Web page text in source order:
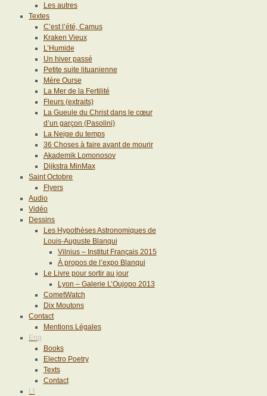
Les autres
Textes
C’est l’été, Camus
Kraken Vieux
L’Humide
Un hiver passé
Petite suite lituanienne
Mère Ourse
La Mer de la Fertilité
Fleurs (extraits)
La Gueule du Christ dans le cœur
d’un garçon (Pasolini)
La Neige du temps
36 Choses à faire avant de mourir
Akademik Lomonosov
Dijkstra MinMax
Saint Octobre
Flyers
Audio
Vidéo
Dessins
Les Hypothèses Astronomiques de
Louis-Auguste Blanqui
Vilnius – Institut Français 2015
À propos de l’expo Blanqui
Le Livre pour sortir au jour
Lyon – Galerie L’Oujopo 2013
CometWatch
Dix Moutons
Contact
Mentions Légales
Eng
Books
Electro Poetry
Texts
Contact
Lt